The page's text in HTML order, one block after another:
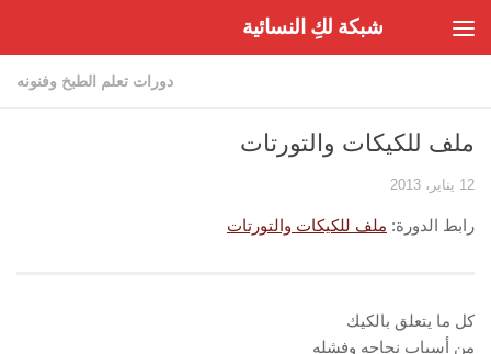
شبكة لكِ النسائية
دورات تعلم الطبخ وفنونه
ملف للكيكات والتورتات
12 يناير، 2013
رابط الدورة: ملف للكيكات والتورتات
كل ما يتعلق بالكيك
من أسباب نجاحه وفشله